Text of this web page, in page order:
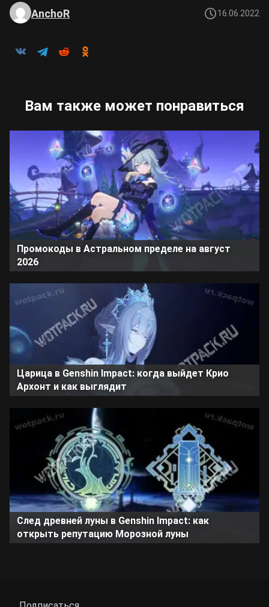
AnchoR 16.06.2022
Вам также может понравиться
Промокоды в Астральном пределе на август
2026
Царица в Genshin Impact: когда выйдет Крио
Архонт и как выглядит
След древней луны в Genshin Impact: как
открыть репутацию Морозной луны